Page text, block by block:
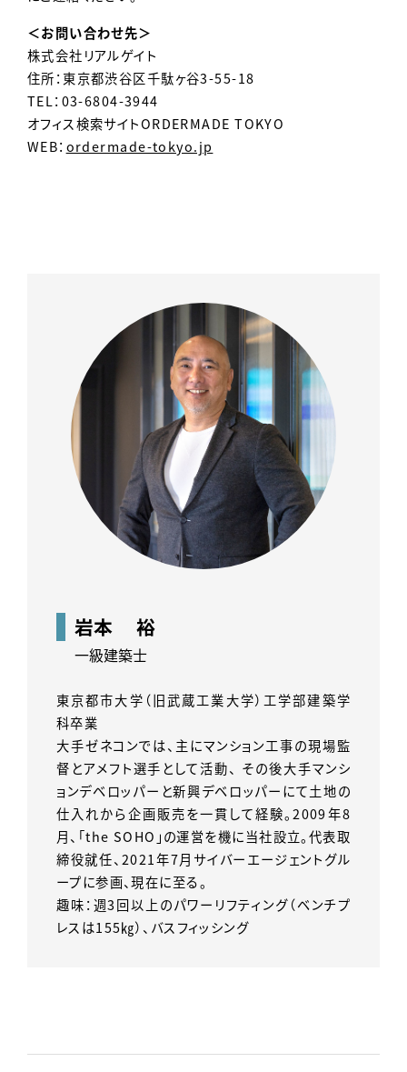
＜お問い合わせ先＞
株式会社リアルゲイト
住所：東京都渋谷区千駄ヶ谷3-55-18
TEL：03-6804-3944
オフィス検索サイトORDERMADE TOKYO
WEB： ordermade-tokyo.jp
岩本 裕
一級建築士
東京都市大学（旧武蔵工業大学）工学部建築学
科卒業
大手ゼネコンでは、主にマンション工事の現場監
督とアメフト選手として活動、 その後大手マンシ
ョンデベロッパーと新興デベロッパーにて土地の
仕入れから企画販売を一貫して経験。2009年8
月、「the SOHO」の運営を機に当社設立。代表取
締役就任、2021年7月サイバーエージェントグル
ープに参画、現在に至る。
趣味：週3回以上のパワーリフティング（ベンチプ
レスは155㎏）、バスフィッシング